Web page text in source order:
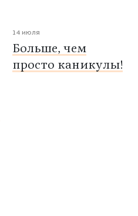
14 июля
Больше, чем
просто каникулы!